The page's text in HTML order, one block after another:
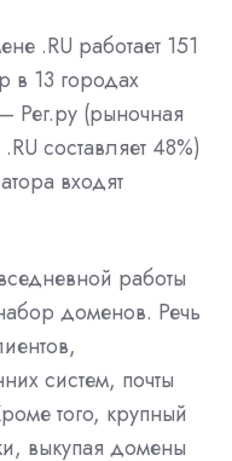
.RU работает 151
в 13 городах
Рег.ру (рыночная
составляет 48%)
входят
работы
доменов. Речь
систем, почты
того, крупный
выкупая домены